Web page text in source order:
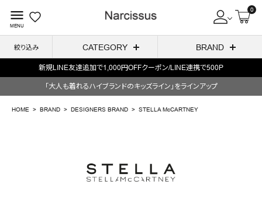
menu
MENU
0
絞り込み CATEGORY BRAND
ようこそ ゲスト 様
新規LINE友達追加で1,000円OFFクーポン/LINE連携で500P
「大人も着れるハイブランドのキッズライン」をラインアップ
HOME BRAND DESIGNERS BRAND STELLA McCARTNEY